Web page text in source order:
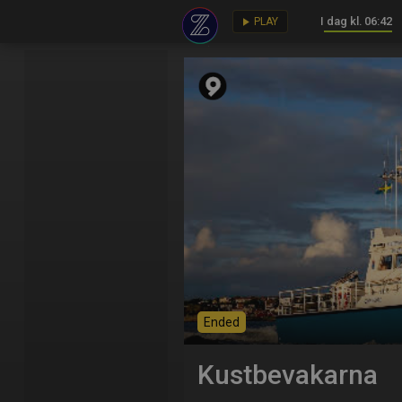
play_arrow PLAY I dag kl. 06:42
Ended
Kustbevakarna